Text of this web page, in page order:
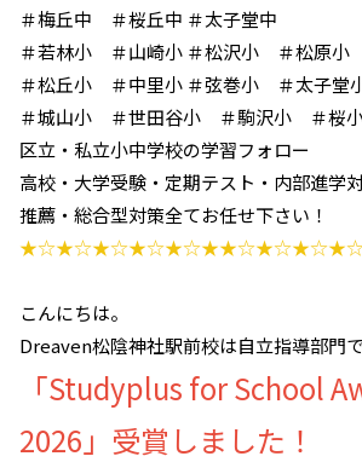
＃梅丘中 ＃桜丘中 ＃太子堂中
＃若林小 ＃山崎小 ＃松沢小 ＃松原小
＃松丘小 ＃中里小 ＃弦巻小 ＃太子堂
＃城山小 ＃世田谷小 ＃駒沢小 ＃桜
区立・私立小中学校の学習フォロー
高校・大学受験・定期テスト・内部進学
推薦・総合型対策全てお任せ下さい！
こんにちは。
Dreaven松陰神社駅前校は自立指導部門で
「Studyplus for School
2026」受賞しました！